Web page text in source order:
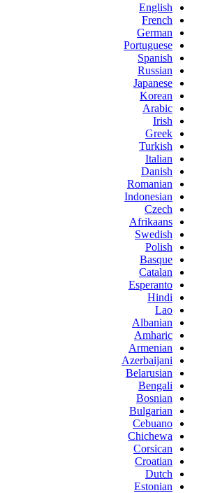
English
French
German
Portuguese
Spanish
Russian
Japanese
Korean
Arabic
Irish
Greek
Turkish
Italian
Danish
Romanian
Indonesian
Czech
Afrikaans
Swedish
Polish
Basque
Catalan
Esperanto
Hindi
Lao
Albanian
Amharic
Armenian
Azerbaijani
Belarusian
Bengali
Bosnian
Bulgarian
Cebuano
Chichewa
Corsican
Croatian
Dutch
Estonian